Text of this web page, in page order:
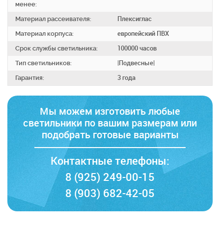
менее:
Материал рассеивателя:
Плексиглас
Материал корпуса:
европейский ПВХ
Срок службы светильника:
100000 часов
Тип светильников:
|Подвесные|
Гарантия:
3 года
Мы можем изготовить любые
светильники по вашим размерам или
подобрать готовые варианты
Контактные телефоны:
8 (925) 249-00-15
8 (903) 682-42-05